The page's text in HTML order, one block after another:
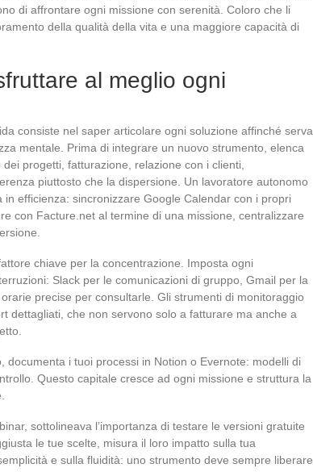
di affrontare ogni missione con serenità. Coloro che li
della qualità della vita e una maggiore capacità di
al meglio ogni
consiste nel saper articolare ogni soluzione affinché serva
mentale. Prima di integrare un nuovo strumento, elenca
progetti, fatturazione, relazione con i clienti,
piuttosto che la dispersione. Un lavoratore autonomo
efficienza: sincronizzare Google Calendar con i propri
con Facture.net al termine di una missione, centralizzare
chiave per la concentrazione. Imposta ogni
Slack per le comunicazioni di gruppo, Gmail per la
precise per consultarle. Gli strumenti di monitoraggio
dettagliati, che non servono solo a fatturare ma anche a
documenta i tuoi processi in Notion o Evernote: modelli di
Questo capitale cresce ad ogni missione e struttura la
sottolineava l’importanza di testare le versioni gratuite
le tue scelte, misura il loro impatto sulla tua
e sulla fluidità: uno strumento deve sempre liberare,